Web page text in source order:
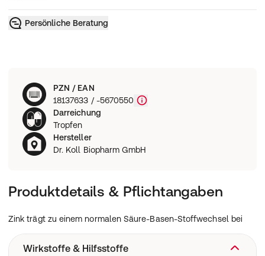
Persönliche Beratung
PZN / EAN
18137633 / -5670550
Darreichung
Tropfen
Hersteller
Dr. Koll Biopharm GmbH
Produktdetails & Pflichtangaben
Zink trägt zu einem normalen Säure-Basen-Stoffwechsel bei
Wirkstoffe & Hilfsstoffe